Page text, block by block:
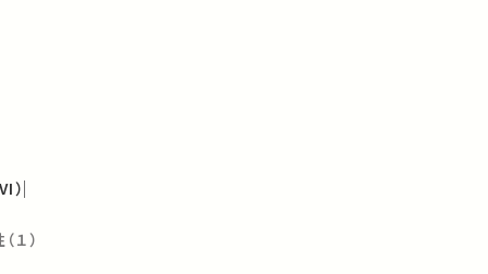
）
）